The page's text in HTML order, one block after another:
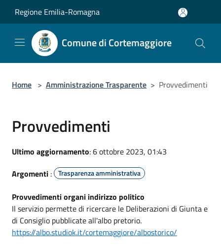
Regione Emilia-Romagna
Comune di Cortemaggiore
Home > Amministrazione Trasparente > Provvedimenti
Provvedimenti
Ultimo aggiornamento: 6 ottobre 2023, 01:43
Argomenti : Trasparenza amministrativa
Provvedimenti organi indirizzo politico
Il servizio permette di ricercare le Deliberazioni di Giunta e
di Consiglio pubblicate all'albo pretorio.
https://albo.studiok.it/cortemaggiore/albostorico/